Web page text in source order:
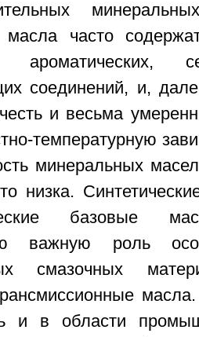
масла часто
ароматических,
соединений, и,
и весьма
температурную
минеральных
низка.
базовые
важную роль
смазочных
и в области